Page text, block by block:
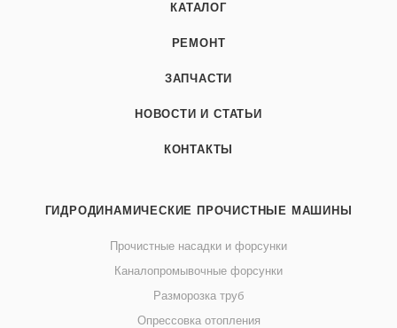
КАТАЛОГ
РЕМОНТ
ЗАПЧАСТИ
НОВОСТИ И СТАТЬИ
КОНТАКТЫ
ГИДРОДИНАМИЧЕСКИЕ ПРОЧИСТНЫЕ МАШИНЫ
Прочистные насадки и форсунки
Каналопромывочные форсунки
Разморозка труб
Опрессовка отопления